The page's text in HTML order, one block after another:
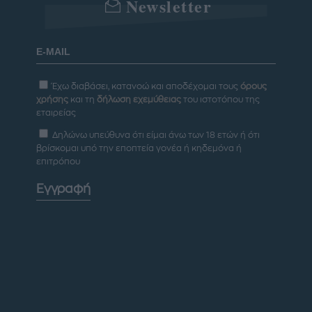
Newsletter
Έχω διαβάσει, κατανοώ και αποδέχομαι τους όρους
χρήσης και τη δήλωση εχεμύθειας του ιστοτόπου της
εταιρείας
Δηλώνω υπεύθυνα ότι είμαι άνω των 18 ετών ή ότι
βρίσκομαι υπό την εποπτεία γονέα ή κηδεμόνα ή
επιτρόπου
Εγγραφή